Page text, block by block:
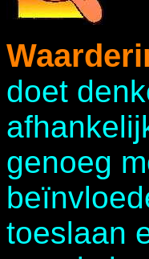
doet
genoeg
toeslaan